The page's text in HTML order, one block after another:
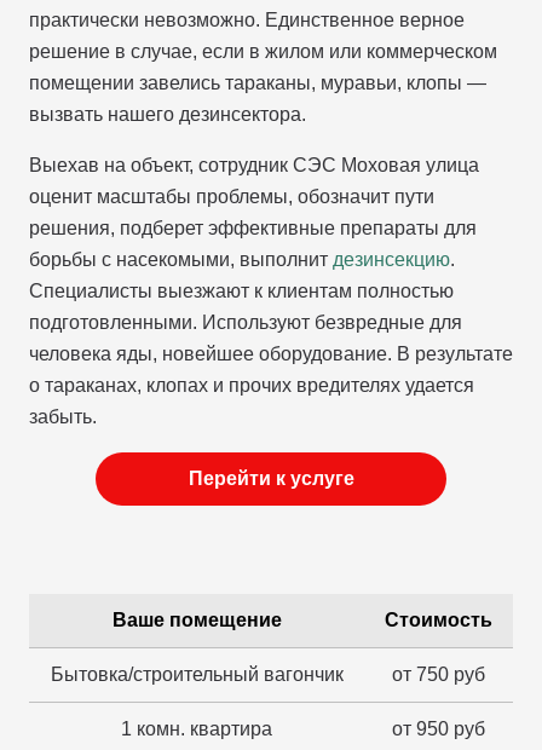
практически невозможно. Единственное верное
решение в случае, если в жилом или коммерческом
помещении завелись тараканы, муравьи, клопы —
вызвать нашего дезинсектора.
Выехав на объект, сотрудник СЭС Моховая улица
оценит масштабы проблемы, обозначит пути
решения, подберет эффективные препараты для
борьбы с насекомыми, выполнит дезинсекцию.
Специалисты выезжают к клиентам полностью
подготовленными. Используют безвредные для
человека яды, новейшее оборудование. В результате
о тараканах, клопах и прочих вредителях удается
забыть.
Перейти к услуге
Ваше помещение Стоимость
Бытовка/строительный вагончик от 750 руб
1 комн. квартира от 950 руб